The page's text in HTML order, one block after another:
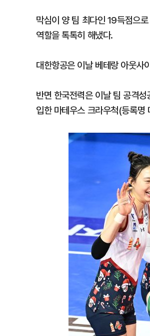
막심이 양 팀 최다인 19득점으
역할을 톡톡히 해냈다.
대한항공은 이날 베테랑 아웃사
반면 한국전력은 이날 팀 공격
입한 마테우스 크라우척(등록